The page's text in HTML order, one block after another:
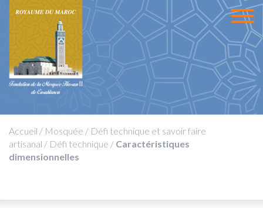
Accueil / Mosquée / Défi technique et savoir faire
artisanal / Défi technique / Caractéristiques
dimensionnelles